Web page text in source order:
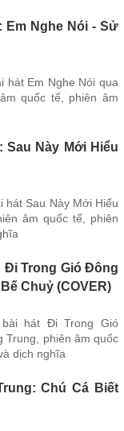
Em Nghe Nói - Sử
hát Em Nghe Nói qua
quốc tế, phiên âm
Sau Này Mới Hiểu
hát Sau Này Mới Hiểu
âm quốc tế, phiên
Đi Trong Gió Đông
Chuỷ (COVER)
hát Đi Trong Gió
Trung, phiên âm quốc
dịch nghĩa
Chú Cá Biết